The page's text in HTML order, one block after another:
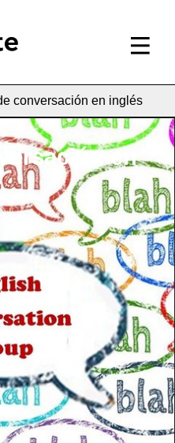
conversación en inglés
en